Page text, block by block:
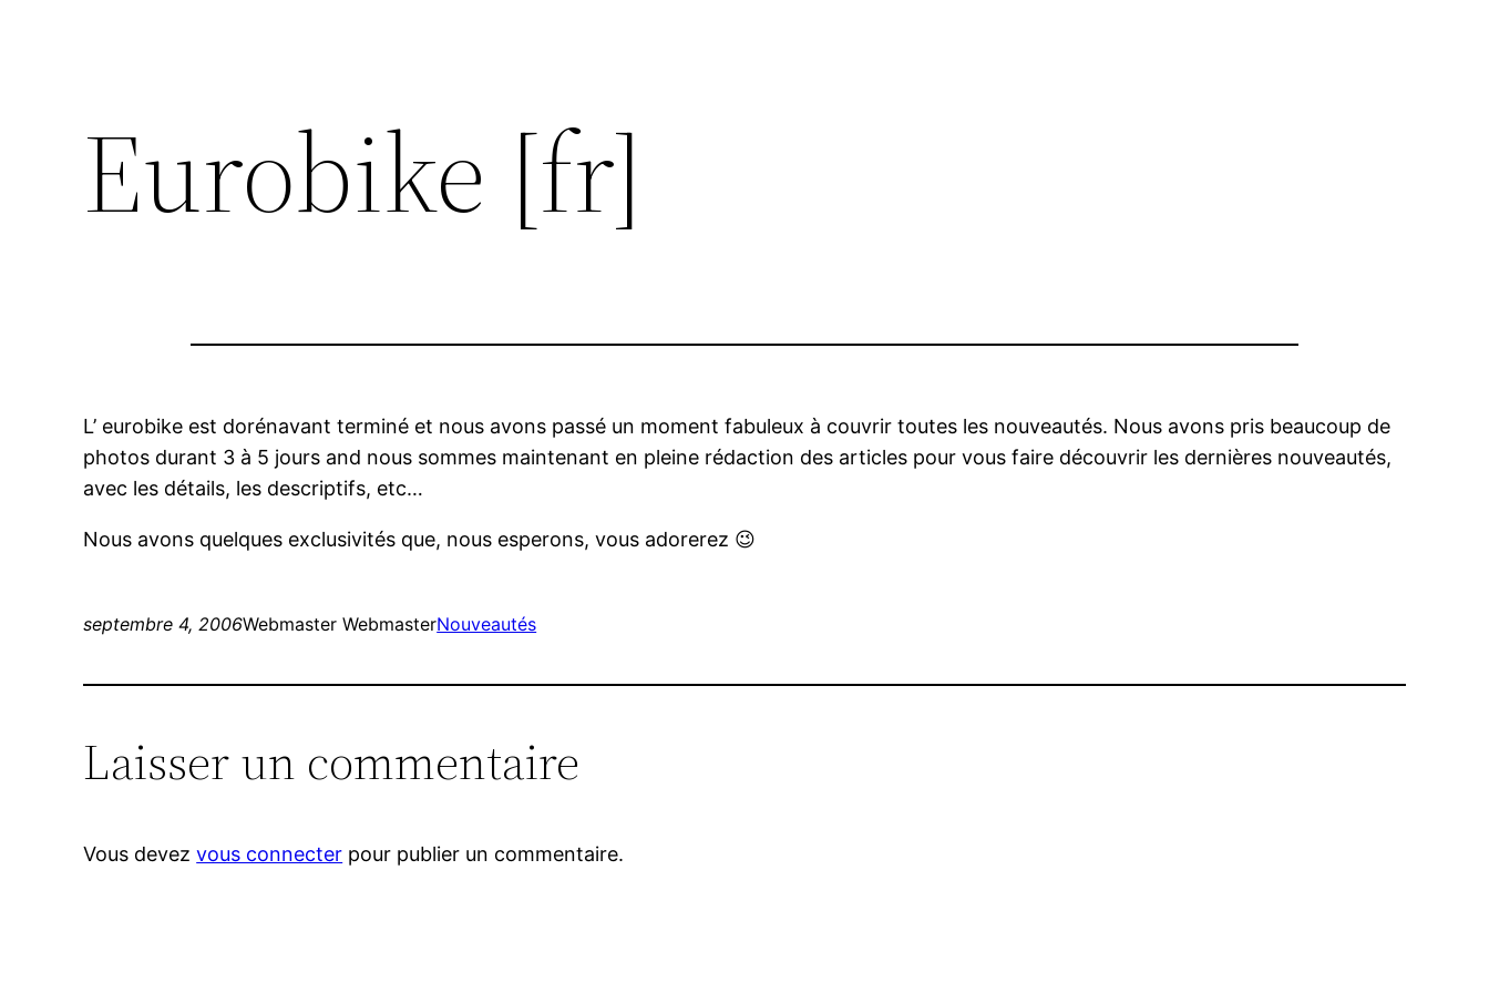
Eurobike [fr]
L’ eurobike est dorénavant terminé et nous avons passé un moment fabuleux à couvrir toutes les nouveautés. Nous avons pris beaucoup de
photos durant 3 à 5 jours and nous sommes maintenant en pleine rédaction des articles pour vous faire découvrir les dernières nouveautés,
avec les détails, les descriptifs, etc…
Nous avons quelques exclusivités que, nous esperons, vous adorerez 😉
septembre 4, 2006Webmaster WebmasterNouveautés
Laisser un commentaire
Vous devezvous connecter pour publier un commentaire.